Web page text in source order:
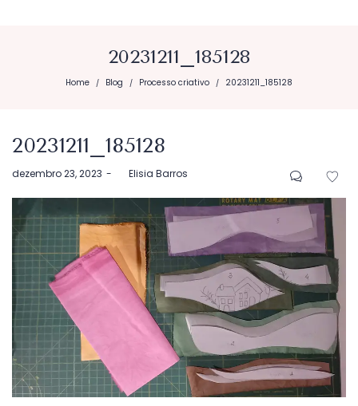
20231211_185128
Home / Blog / Processo criativo / 20231211_185128
20231211_185128
Postado
dezembro 23, 2023 byElisia Barros